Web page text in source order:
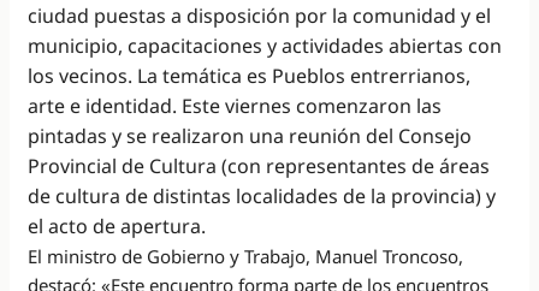
ciudad puestas a disposición por la comunidad y el
municipio, capacitaciones y actividades abiertas con
los vecinos. La temática es Pueblos entrerrianos,
arte e identidad. Este viernes comenzaron las
pintadas y se realizaron una reunión del Consejo
Provincial de Cultura (con representantes de áreas
de cultura de distintas localidades de la provincia) y
el acto de apertura.
El ministro de Gobierno y Trabajo, Manuel Troncoso,
destacó: «Este encuentro forma parte de los encuentros